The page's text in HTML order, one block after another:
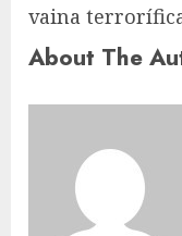
vaina
About The